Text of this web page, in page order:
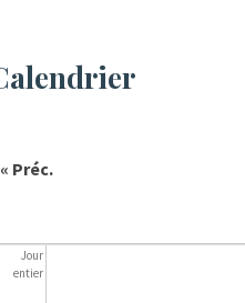
Calendrier
« Préc.
Jour
entier